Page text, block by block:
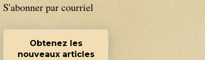
S'abonner par courriel
Obtenez les
nouveaux articles